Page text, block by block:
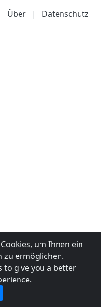
Über | Datenschutz
um Ihnen ein
zu ermöglichen.
to give you a better